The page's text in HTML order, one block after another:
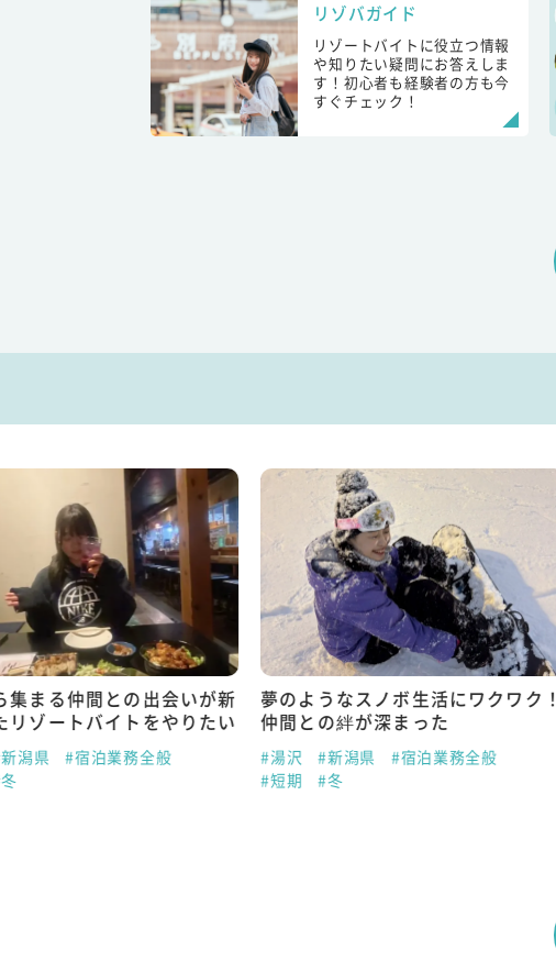
リゾバガイド
リゾートバイトに役立つ情報
や知りたい疑問にお答えしま
す！初心者も経験者の方も今
すぐチェック！
集まる仲間との出会いが新
リゾートバイトをやりたい
潟県
#宿泊業務全般
夢のようなスノボ生活にワクワク！
仲間との絆が深まった
#湯沢 #新潟県
#宿泊業務全般
#短期
#冬